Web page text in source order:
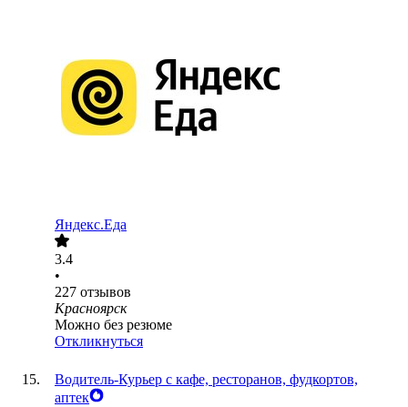
Яндекс.Еда
3.4
•
227 отзывов
Красноярск
Можно без резюме
Откликнуться
Водитель-Курьер с кафе, ресторанов, фудкортов,
аптек